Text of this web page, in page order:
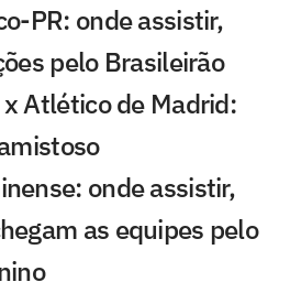
PR: onde assistir,
pelo Brasileirão
Atlético de Madrid:
onde assistir,
as equipes pelo